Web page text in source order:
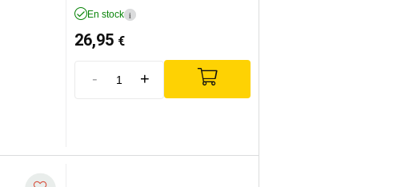
En stock i
26,95 €
- +